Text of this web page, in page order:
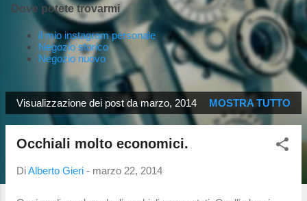
Dove potete trovarmi
il mio instagram personale
Negozio storico
Negozio nuovo
P
o
Visualizzazione dei post da marzo, 2014 MOSTRA TUTTO
Occhiali molto economici.
DiAlberto Gieri - marzo 22, 2014